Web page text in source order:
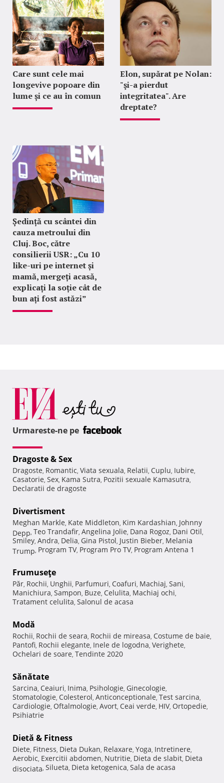
Care sunt cele mai
longevive popoare din
lume și ce au în comun
Elon, supărat pe Nolan:
"şi-a pierdut
integritatea". Are
dreptate?
Ședință cu scântei din
cauza metroului din
Cluj. Boc, către
consilierii USR: „Cu 10
like-uri pe internet și
mamă, mergeți acasă,
explicați la soție cât de
bun ați fost astăzi”
Urmareste-ne pe
Dragoste & Sex
Dragoste, Romantic, Viata sexuala, Relatii, Cuplu, Iubire,
Casatorie, Sex, Kama Sutra, Pozitii sexuale Kamasutra,
Declaratii de dragoste
Divertisment
Meghan Markle, Kate Middleton, Kim Kardashian, Johnny
Depp, Teo Trandafir, Angelina Jolie, Dana Rogoz, Dani Otil,
Smiley, Andra, Delia, Gina Pistol, Justin Bieber, Melania
Trump, Program TV, Program Pro TV, Program Antena 1
Frumuseţe
Păr, Rochii, Unghii, Parfumuri, Coafuri, Machiaj, Sani,
Manichiura, Sampon, Buze, Celulita, Machiaj ochi,
Tratament celulita, Salonul de acasa
Modă
Rochii, Rochii de seara, Rochii de mireasa, Costume de baie,
Pantofi, Rochii elegante, Inele de logodna, Verighete,
Ochelari de soare, Tendinte 2020
Sănătate
Sarcina, Ceaiuri, Inima, Psihologie, Ginecologie,
Stomatologie, Colesterol, Anticonceptionale, Test sarcina,
Cardiologie, Oftalmologie, Avort, Ceai verde, HIV, Ortopedie,
Psihiatrie
Dietă & Fitness
Diete, Fitness, Dieta Dukan, Relaxare, Yoga, Intretinere,
Aerobic, Exercitii abdomen, Nutritie, Dieta de slabit, Dieta
disociata, Silueta, Dieta ketogenica, Sala de acasa